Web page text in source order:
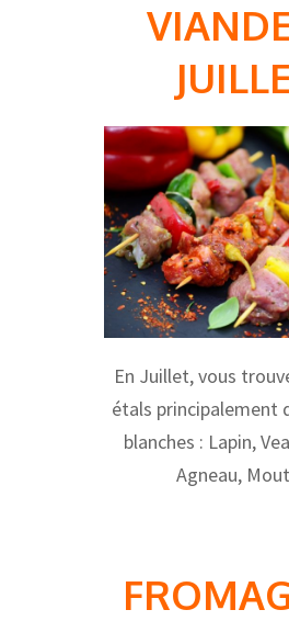
En Juillet, vous
étals principalement
blanches : Lapin,
Agneau,